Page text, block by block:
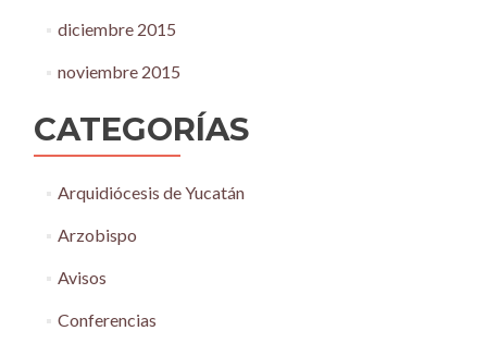
diciembre 2015
noviembre 2015
CATEGORÍAS
Arquidiócesis de Yucatán
Arzobispo
Avisos
Conferencias